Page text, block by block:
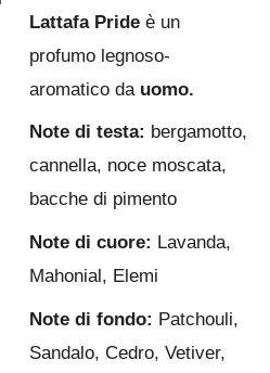
Lattafa Pride è un
profumo legnoso-
aromatico da uomo.
Note di testa: bergamotto,
cannella, noce moscata,
bacche di pimento
Note di cuore: Lavanda,
Mahonial, Elemi
Note di fondo: Patchouli,
Sandalo, Cedro, Vetiver,